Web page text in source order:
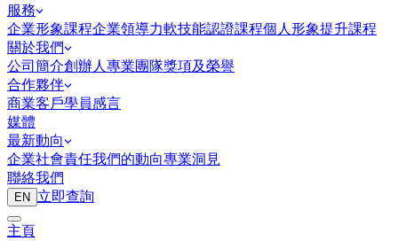
服務
企業形象課程企業領導力軟技能認證課程個人形象提升課程
關於我們
公司簡介創辦人 專業團隊獎項及榮譽
合作夥伴
商業客戶學員感言
媒體
最新動向
企業社會責任我們的動向專業洞見
聯絡我們
EN 立即查詢
主頁